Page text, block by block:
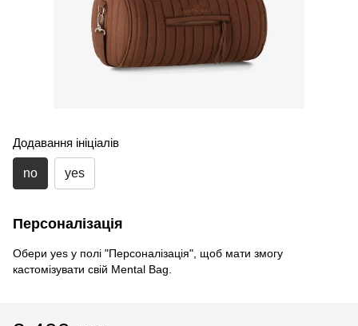
Додавання ініціалів
no yes
Персоналізація
Обери yes у полі "Персоналізація", щоб мати змогу
кастомізувати свій Mental Bag.